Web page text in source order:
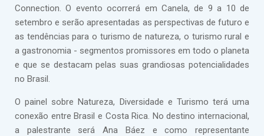
Connection. O evento ocorrerá em Canela, de 9 a 10 de
setembro e serão apresentadas as perspectivas de futuro e
as tendências para o turismo de natureza, o turismo rural e
a gastronomia - segmentos promissores em todo o planeta
e que se destacam pelas suas grandiosas potencialidades
no Brasil.
O painel sobre Natureza, Diversidade e Turismo terá uma
conexão entre Brasil e Costa Rica. No destino internacional,
a palestrante será Ana Báez e como representante